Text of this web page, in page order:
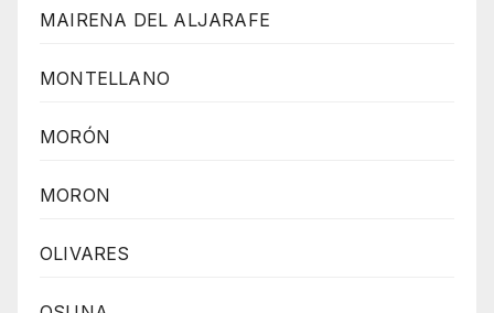
MAIRENA DEL ALJARAFE
MONTELLANO
MORÓN
MORON
OLIVARES